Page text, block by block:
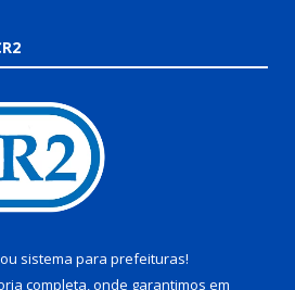
ou sistema para prefeituras!
completa, onde garantimos em